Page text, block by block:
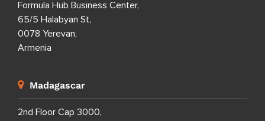
Formula Hub Business Center,
65/5 Halabyan St,
0078 Yerevan,
Armenia
Madagascar
2nd Floor Cap 3000,